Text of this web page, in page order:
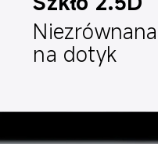
na dotyk